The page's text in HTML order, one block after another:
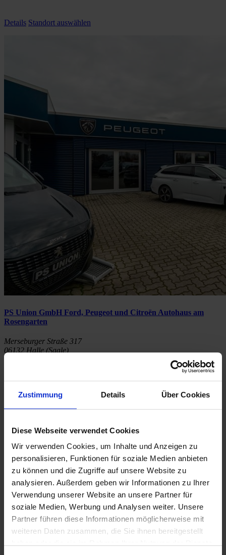
Zustimmung Details Über Cookies
Diese Webseite verwendet Cookies
Wir verwenden Cookies, um Inhalte und Anzeigen zu
personalisieren, Funktionen für soziale Medien anbieten
zu können und die Zugriffe auf unsere Website zu
analysieren. Außerdem geben wir Informationen zu Ihrer
Verwendung unserer Website an unsere Partner für
soziale Medien, Werbung und Analysen weiter. Unsere
Partner führen diese Informationen möglicherweise mit
weiteren Daten zusammen, die Sie ihnen bereitgestellt
Details Standort auswählen
PS Union GmbH Ford, Peugeot und Citroën Autohaus am
Rosengarten
Merseburger Straße 317
06132 Halle (Saale)
Öffnungszeiten
08:00 - 13:00 Uhr
Schautag
Unsere Händlerseiten bei den Herstellern: